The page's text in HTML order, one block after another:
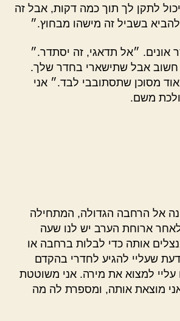
יכול לתקן לך תוך כמה דקות, אבל זה
בשביל זה מישהו מבחוץ.״
אונים. ״אל תדאגי, זה יסתדר.״
חשוב אבל שתישארי בחדר שלך.
מסוכן שתסתובבי לבד.״ אני
משם.
אל הרחבה הגדולה, המתחילה
ארוחת הערב יש לנו שעה
אותה כדי לבלות ברחבה או
שעליי להגיע לחדרי בהקדם
למצוא את מירה. אני משוטטת
מוצאת אותה, ומספרת לה מה